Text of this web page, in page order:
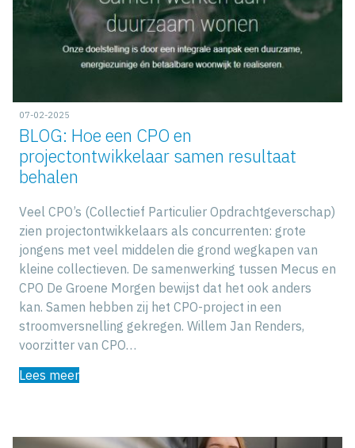
07-02-2025
BLOG: Hoe een CPO en
projectontwikkelaar samen resultaat
behalen
Veel CPO’s (Collectief Particulier Opdrachtgeverschap)
zien projectontwikkelaars als concurrenten: grote
jongens met veel middelen die grond wegkapen van
kleine collectieven. De samenwerking tussen Mecus en
CPO De Groene Morgen bewijst dat het ook anders
kan. Samen hebben zij het CPO-project in een
stroomversnelling gekregen. Willem Jan Renders,
voorzitter van CPO…
Lees meer